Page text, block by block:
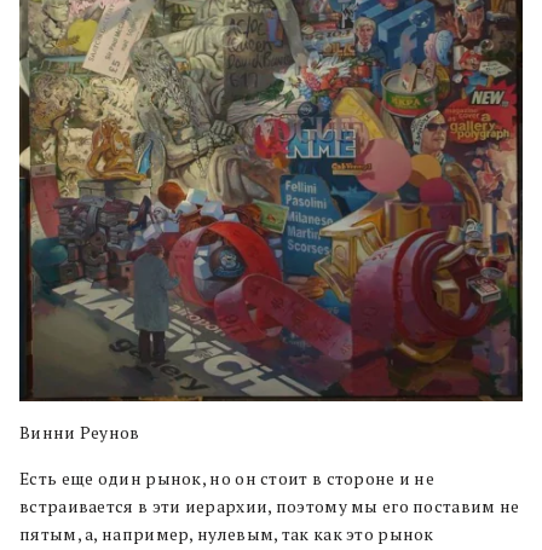
Винни Реунов
Есть еще один рынок, но он стоит в стороне и не
встраивается в эти иерархии, поэтому мы его поставим не
пятым, а, например, нулевым, так как это рынок